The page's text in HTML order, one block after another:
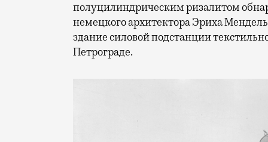
полуцилиндрическим ризалитом
немецкого архитектора Эриха
здание силовой подстанции
Петрограде.